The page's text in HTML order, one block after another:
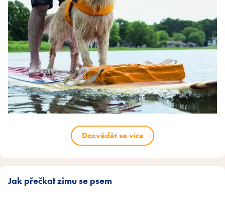
Dozvědět se více
Jak přečkat zimu se psem